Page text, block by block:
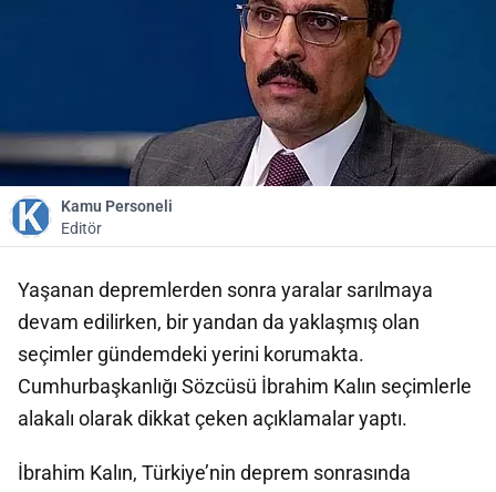
Kamu Personeli
Editör
Yaşanan depremlerden sonra yaralar sarılmaya
devam edilirken, bir yandan da yaklaşmış olan
seçimler gündemdeki yerini korumakta.
Cumhurbaşkanlığı Sözcüsü İbrahim Kalın seçimlerle
alakalı olarak dikkat çeken açıklamalar yaptı.
İbrahim Kalın, Türkiye’nin deprem sonrasında